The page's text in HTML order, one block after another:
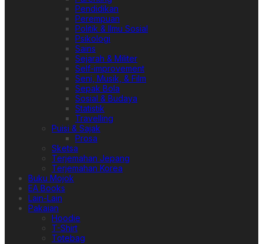
Pendidikan
Perempuan
Politik & Ilmu Sosial
Psikologi
Sains
Sejarah & Militer
Self-improvement
Seni, Musik, & Film
Sepak Bola
Sosial & Budaya
Statistik
Travelling
Puisi & Sajak
Prosa
Sketsa
Terjemahan Jepang
Terjemahan Korea
Buku Mojok
EA Books
Lain-Lain
Pakaian
Hoodie
T-Shirt
Totebag